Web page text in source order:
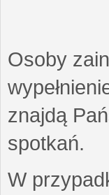
Osoby
znajdą
spotkań.
W